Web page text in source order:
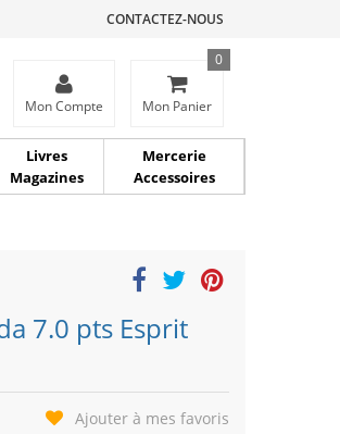
CONTACTEZ-NOUS
Mon Compte Mon Panier
0
Livres
Magazines
Mercerie
Accessoires
7.0 pts Esprit
Ajouter à mes favoris